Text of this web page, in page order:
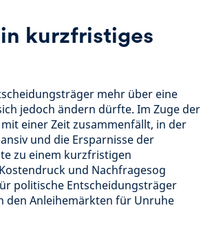
kurzfristiges
mehr über eine
jedoch ändern dürfte. Im Zuge der
einer Zeit zusammenfällt, in der
und die Ersparnisse der
zu einem kurzfristigen
und Nachfragesog
politische Entscheidungsträger
den Anleihemärkten für Unruhe